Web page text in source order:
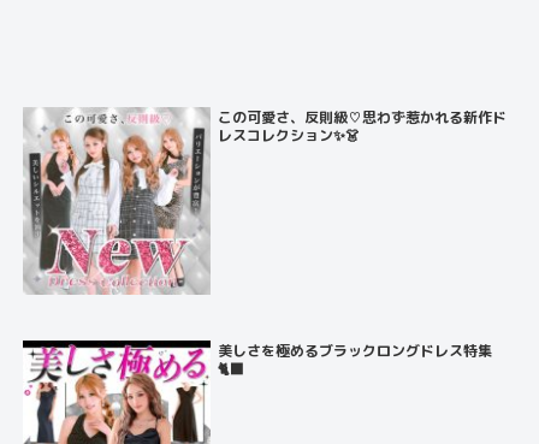
この可愛さ、反則級♡思わず惹かれる新作ド
レスコレクション✨👗
美しさを極めるブラックロングドレス特集
🐈‍⬛